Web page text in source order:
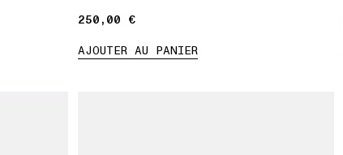
250,00 €
250,00 €
AJOUTER AU PANIER